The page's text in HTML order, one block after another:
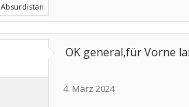
Absurdistan
OK general,für Vorne
4. März 2024